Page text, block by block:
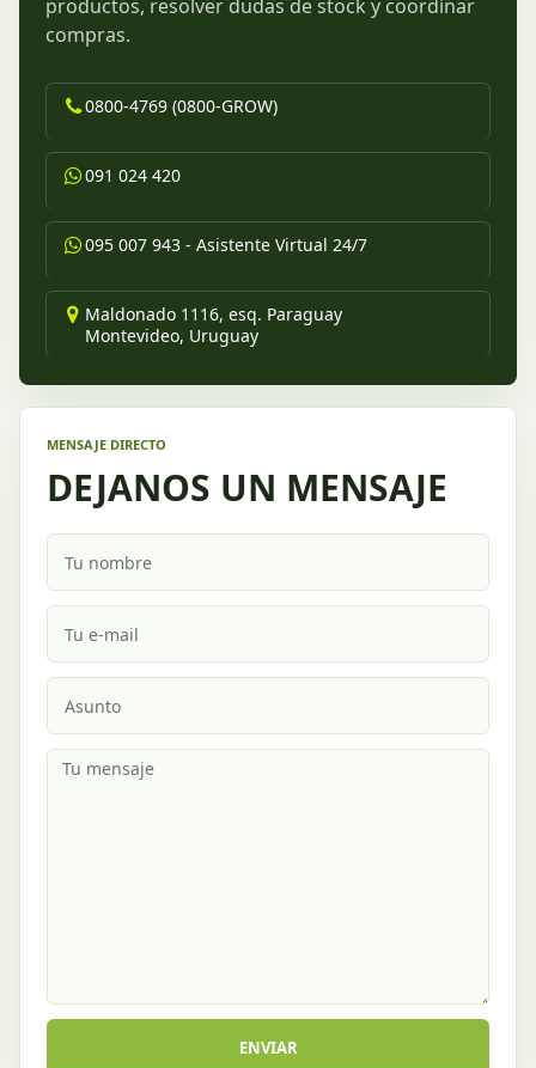
productos, resolver dudas de stock y coordinar
compras.
0800-4769 (0800-GROW)
091 024 420
095 007 943 - Asistente Virtual 24/7
Maldonado 1116, esq. Paraguay
Montevideo, Uruguay
MENSAJE DIRECTO
DEJANOS UN MENSAJE
ENVIAR